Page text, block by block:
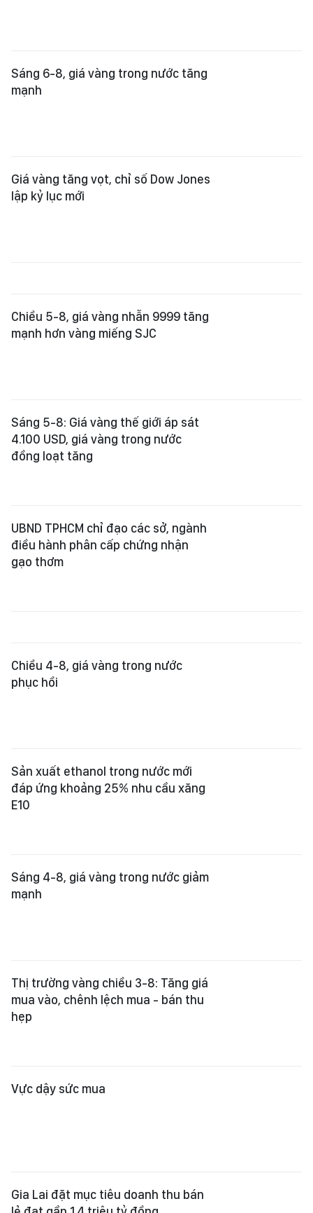
Sáng 6-8, giá vàng trong nước tăng
mạnh
Giá vàng tăng vọt, chỉ số Dow Jones
lập kỷ lục mới
mạnh hơn vàng miếng SJC
4.100 USD, giá vàng trong nước
đồng loạt tăng
điều hành phân cấp chứng nhận
gạo thơm
phục hồi
đáp ứng khoảng 25% nhu cầu xăng
E10
mạnh
mua vào, chênh lệch mua - bán thu
hẹp
lẻ đạt gần 1,4 triệu tỷ đồng